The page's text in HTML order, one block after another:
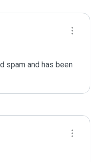
spam and has been